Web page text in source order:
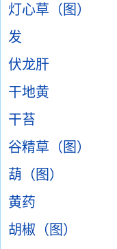
灯心草（图）
发
伏龙肝
干地黄
干苔
谷精草（图）
葫（图）
黄药
胡椒（图）